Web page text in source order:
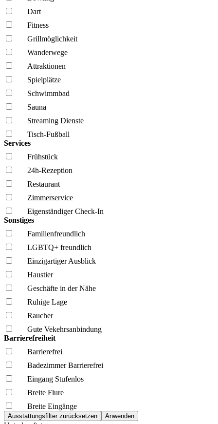
Dart
Fitness
Grillmöglich­keit
Wanderwege
Attraktionen
Spielplätze
Schwimmbad
Sauna
Streaming Dienste
Tisch-Fußball
Services
Frühstück
24h-Rezeption
Restaurant
Zimmerservice
Eigenständiger Check-In
Sonstiges
Familien­freundlich
LGBTQ+ freundlich
Einzigartiger Ausblick
Haustier
Geschäfte in der Nähe
Ruhige Lage
Raucher
Gute Vekehrsanbindung
Barrierefreiheit
Barrierefrei
Badezimmer Barrierefrei
Eingang Stufenlos
Breite Flure
Breite Eingänge